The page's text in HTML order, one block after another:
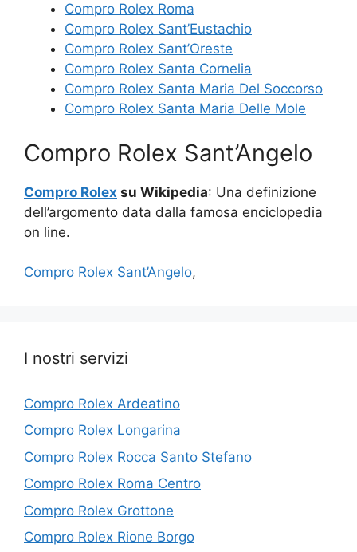
Compro Rolex Roma
Compro Rolex Sant’Eustachio
Compro Rolex Sant’Oreste
Compro Rolex Santa Cornelia
Compro Rolex Santa Maria Del Soccorso
Compro Rolex Santa Maria Delle Mole
Compro Rolex Sant’Angelo
Compro Rolex su Wikipedia: Una definizione
dell’argomento data dalla famosa enciclopedia
on line.
Compro Rolex Sant’Angelo,
I nostri servizi
Compro Rolex Ardeatino
Compro Rolex Longarina
Compro Rolex Rocca Santo Stefano
Compro Rolex Roma Centro
Compro Rolex Grottone
Compro Rolex Rione Borgo